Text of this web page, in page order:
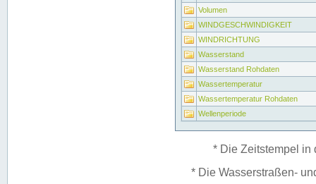
Volumen
WINDGESCHWINDIGKEIT
WINDRICHTUNG
Wasserstand
Wasserstand Rohdaten
Wassertemperatur
Wassertemperatur Rohdaten
Wellenperiode
* Die Zeitstempel in
* Die Wasserstraßen-